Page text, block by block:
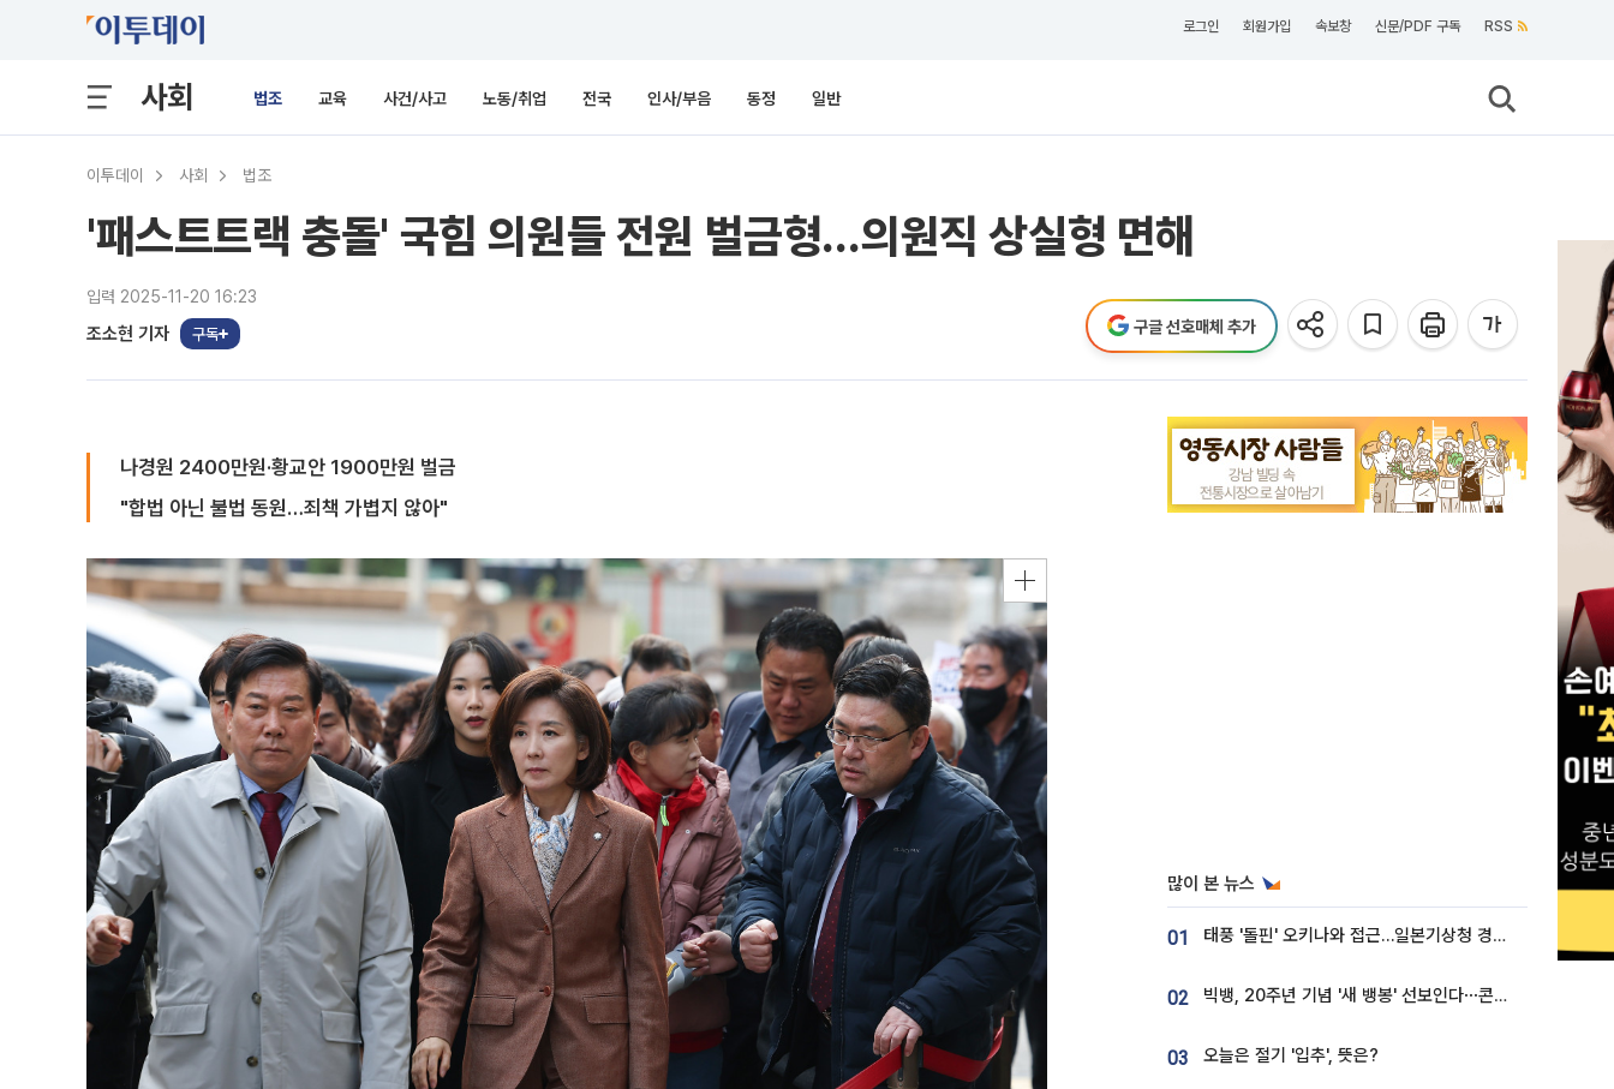
로그인 회원가입 속보창 신문/PDF 구독 RSS
사회 법조 교육 사건/사고 노동/취업 전국 인사/부음 동정 일반
이투데이 사회 법조
'패스트트랙 충돌' 국힘 의원들 전원 벌금형…의원직 상실형 면해
입력 2025-11-20 16:23
조소현 기자 구독 구글 선호매체 추가
나경원 2400만원·황교안 1900만원 벌금
"합법 아닌 불법 동원…죄책 가볍지 않아"
많이 본 뉴스
01 태풍 '돌핀' 오키나와 접근…일본기상청 경로 업데이트
02 빅뱅, 20주년 기념 '새 뱅봉' 선보인다⋯콘서트 앞두고 팝업 개최
03 오늘은 절기 '입추', 뜻은?